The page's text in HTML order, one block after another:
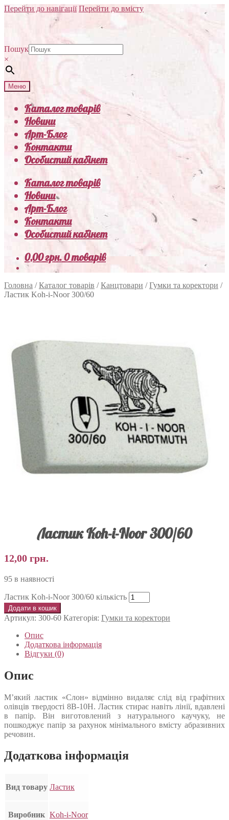
Перейти до навігації Перейти до вмісту
Пошук
×
Меню
Каталог товарів
Новини
Арт-Блог
Контакти
Особистий кабінет
Каталог товарів
Новини
Арт-Блог
Контакти
Особистий кабінет
0,00грн.0 товарів
Головна /Каталог товарів /Канцтовари /Гумки та коректори /
Ластик Koh-i-Noor 300/60
Ластик Koh-i-Noor 300/60
12,00 грн.
95 в наявності
Ластик Koh-i-Noor 300/60 кількість
Додати в кошик
Артикул: 300-60 Категорія: Гумки та коректори
Опис
Додаткова інформація
Відгуки (0)
Опис
М’який ластик «Слон» відмінно видаляє слід від графітних
олівців твердості 8В-10Н. Ластик стирає навіть лінії, вдавлені
в папір. Він виготовлений з натурального каучуку, не
пошкоджує папір за рахунок мінімального вмісту абразивних
речовин.
Додаткова інформація
Вид товару Ластик
Виробник Koh-i-Noor